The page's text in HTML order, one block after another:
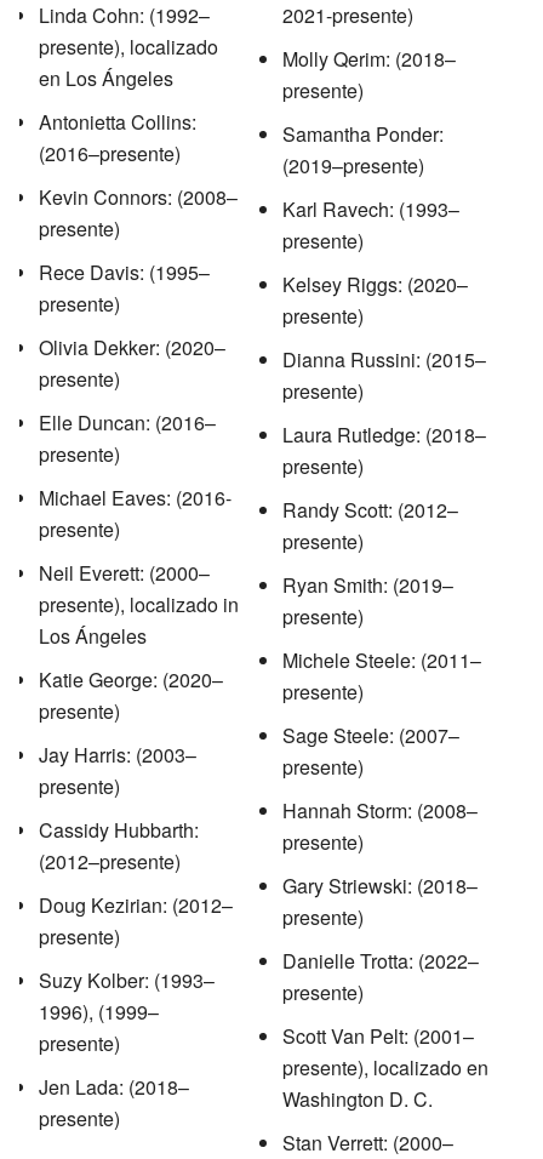
Linda Cohn: (1992–
presente), localizado
en Los Ángeles
Antonietta Collins:
(2016–presente)
Kevin Connors: (2008–
presente)
Rece Davis: (1995–
presente)
Olivia Dekker: (2020–
presente)
Elle Duncan: (2016–
presente)
Michael Eaves: (2016-
presente)
Neil Everett: (2000–
presente), localizado in
Los Ángeles
Katie George: (2020–
presente)
Jay Harris: (2003–
presente)
Cassidy Hubbarth:
(2012–presente)
Doug Kezirian: (2012–
presente)
Suzy Kolber: (1993–
1996), (1999–
presente)
Jen Lada: (2018–
presente)
2021-presente)
Molly Qerim: (2018–
presente)
Samantha Ponder:
(2019–presente)
Karl Ravech: (1993–
presente)
Kelsey Riggs: (2020–
presente)
Dianna Russini: (2015–
presente)
Laura Rutledge: (2018–
presente)
Randy Scott: (2012–
presente)
Ryan Smith: (2019–
presente)
Michele Steele: (2011–
presente)
Sage Steele: (2007–
presente)
Hannah Storm: (2008–
presente)
Gary Striewski: (2018–
presente)
Danielle Trotta: (2022–
presente)
Scott Van Pelt: (2001–
presente), localizado en
Washington D. C.
Stan Verrett: (2000–